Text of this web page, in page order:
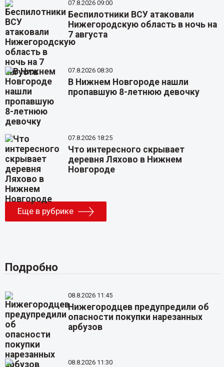
07.8.2026 09:00
Беспилотники ВСУ атаковали
Нижегородскую область в ночь на
7 августа
07.8.2026 08:30
В Нижнем Новгороде нашли
пропавшую 8-летнюю девочку
07.8.2026 18:25
Что интересного скрывает
деревня Ляхово в Нижнем
Новгороде
Еще в рубрике
Подробно
08.8.2026 11:45
Нижегородцев предупредили об
опасности покупки нарезанных
арбузов
08.8.2026 11:30